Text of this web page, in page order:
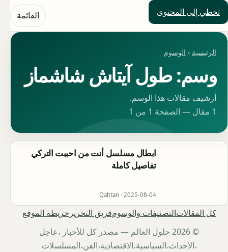
تخطي إلى المحتوى
حلول العالم القائمة
الرئيسية › الوسوم
وسم: طول آيتاش شاشماز
أرشيف مقالات هذا الوسم.
1 مقال — الصفحة 1 من 1
ابطال مسلسل أنت من احببت التركي
تفاصيل كاملة
Qahtan · 2025-08-04
كل المقالاتالتصنيفات والوسومفريق التحرير خريطة الموقع
© 2026 حلول العالم — مصدر كل للأخبار ،عاجل
،الأحداث،السياسية،الاقتصادية،الفن،المسلسلات